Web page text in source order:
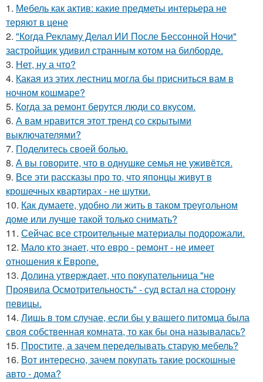
1. Мебель как актив: какие предметы интерьера не
теряют в цене
2. "Когда Рекламу Делал ИИ После Бессонной Ночи"
застройщик удивил странным котом на билборде.
3. Нет, ну а что?
4. Какая из этих лестниц могла бы присниться вам в
ночном кошмаре?
5. Когда за ремонт берутся люди со вкусом.
6. А вам нравится этот тренд со скрытыми
выключателями?
7. Поделитесь своей болью.
8. А вы говорите, что в однушке семья не уживётся.
9. Все эти рассказы про то, что японцы живут в
крошечных квартирах - не шутки.
10. Как думаете, удобно ли жить в таком треугольном
доме или лучше такой только снимать?
11. Сейчас все строительные материалы подорожали.
12. Мало кто знает, что евро - ремонт - не имеет
отношения к Европе.
13. Долина утверждает, что покупательница "не
Проявила Осмотрительность" - суд встал на сторону
певицы.
14. Лишь в том случае, если бы у вашего питомца была
своя собственная комната, то как бы она называлась?
15. Простите, а зачем переделывать старую мебель?
16. Вот интересно, зачем покупать такие роскошные
авто - дома?